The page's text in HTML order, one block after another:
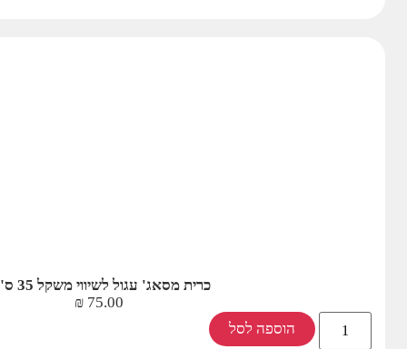
כרית מסאג' עגול לשיווי משקל 35 ס"מ
75.00
₪
הוספה לסל